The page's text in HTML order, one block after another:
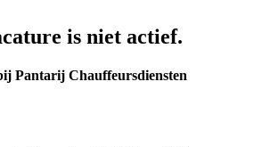
is niet actief.
Pantarij Chauffeursdiensten